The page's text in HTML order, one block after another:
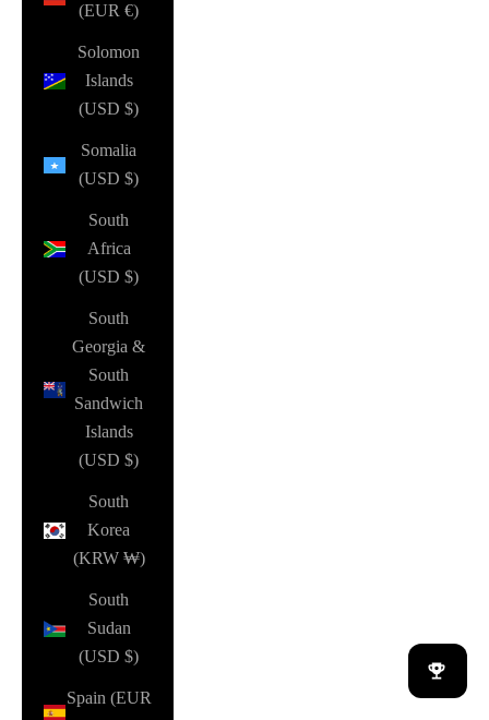
(EUR €)
Solomon
Islands
(USD $)
Somalia
(USD $)
South
Africa
(USD $)
South
Georgia &
South
Sandwich
Islands
(USD $)
South
Korea
(KRW ₩)
South
Sudan
(USD $)
Spain (EUR